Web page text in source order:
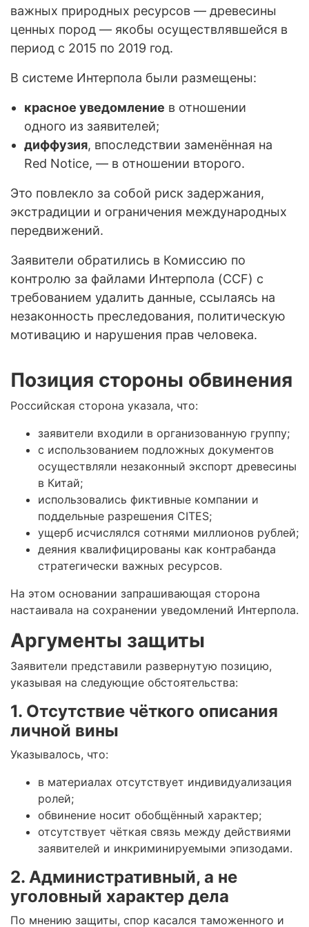
важных природных ресурсов — древесины
ценных пород — якобы осуществлявшейся в
период с 2015 по 2019 год.
В системе Интерпола были размещены:
красное уведомление в отношении
одного из заявителей;
диффузия, впоследствии заменённая на
Red Notice, — в отношении второго.
Это повлекло за собой риск задержания,
экстрадиции и ограничения международных
передвижений.
Заявители обратились в Комиссию по
контролю за файлами Интерпола (CCF) с
требованием удалить данные, ссылаясь на
незаконность преследования, политическую
мотивацию и нарушения прав человека.
Позиция стороны обвинения
Российская сторона указала, что:
заявители входили в организованную группу;
с использованием подложных документов
осуществляли незаконный экспорт древесины
в Китай;
использовались фиктивные компании и
поддельные разрешения CITES;
ущерб исчислялся сотнями миллионов рублей;
деяния квалифицированы как контрабанда
стратегически важных ресурсов.
На этом основании запрашивающая сторона
настаивала на сохранении уведомлений Интерпола.
Аргументы защиты
Заявители представили развернутую позицию,
указывая на следующие обстоятельства:
1. Отсутствие чёткого описания
личной вины
Указывалось, что:
в материалах отсутствует индивидуализация
ролей;
обвинение носит обобщённый характер;
отсутствует чёткая связь между действиями
заявителей и инкриминируемыми эпизодами.
2. Административный, а не
уголовный характер дела
По мнению защиты, спор касался таможенного и